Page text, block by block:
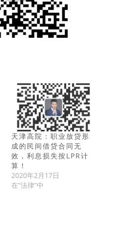
天津高院：职业放贷形
成的民间借贷合同无
效，利息损失按LPR计
算！
2020年2月17日
在“法律”中